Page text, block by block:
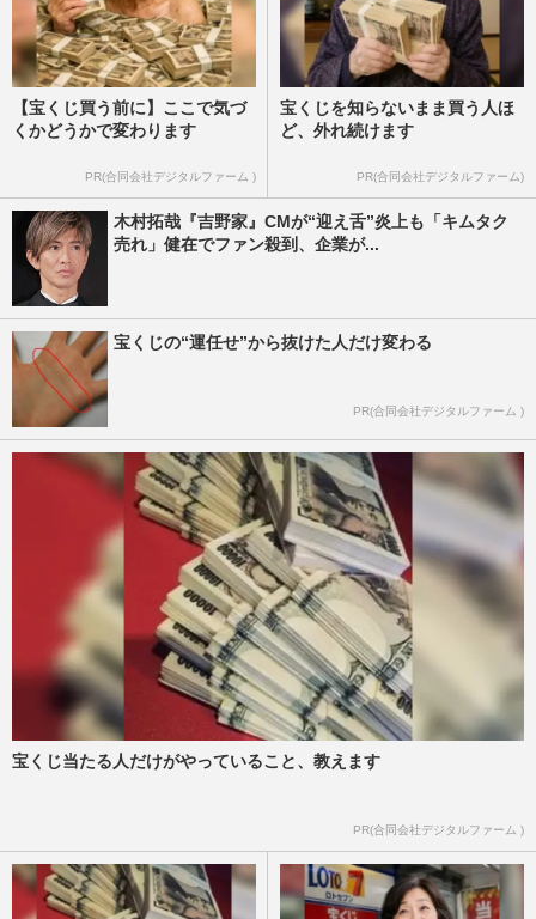
【宝くじ買う前に】ここで気づ
くかどうかで変わります
PR(合同会社デジタルファーム )
宝くじを知らないまま買う人ほ
ど、外れ続けます
PR(合同会社デジタルファーム)
木村拓哉『吉野家』CMが“迎え舌”炎上も「キムタク
売れ」健在でファン殺到、企業が...
宝くじの“運任せ”から抜けた人だけ変わる
PR(合同会社デジタルファーム )
宝くじ当たる人だけがやっていること、教えます
PR(合同会社デジタルファーム )